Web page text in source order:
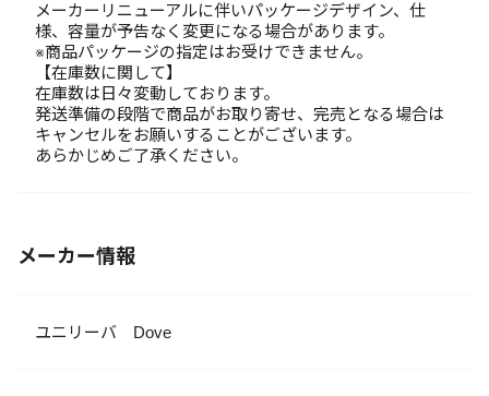
メーカーリニューアルに伴いパッケージデザイン、仕
様、容量が予告なく変更になる場合があります。
※商品パッケージの指定はお受けできません。
【在庫数に関して】
在庫数は日々変動しております。
発送準備の段階で商品がお取り寄せ、完売となる場合は
キャンセルをお願いすることがございます。
あらかじめご了承ください。
メーカー情報
ユニリーバ Dove